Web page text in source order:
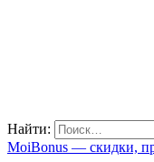
Найти:
MoiBonus — скидки,